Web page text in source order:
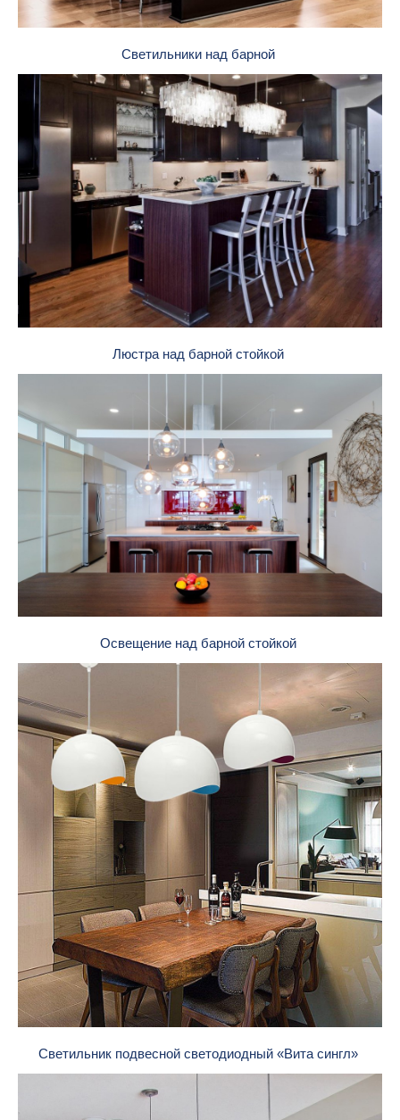
Светильники над барной
Люстра над барной стойкой
Освещение над барной стойкой
Светильник подвесной светодиодный «Вита сингл»